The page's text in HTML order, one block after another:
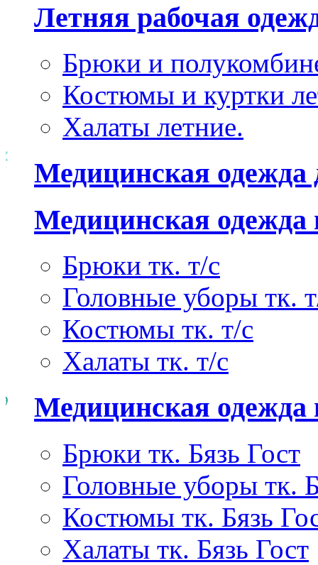
Летняя рабочая
Брюки и
Костюмы и куртки
Халаты летние.
Медицинская
Медицинская одежда
Брюки тк. т/с
Головные уборы тк.
Костюмы тк. т/с
Халаты тк. т/с
Медицинская одежда
Брюки тк. Бязь Гост
Головные уборы тк.
Костюмы тк. Бязь
Халаты тк. Бязь Гост